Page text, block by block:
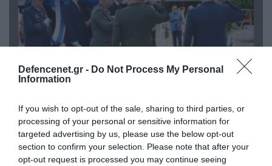
Defencenet.gr - Do Not Process My Personal
Information
If you wish to opt-out of the sale, sharing to third parties, or
processing of your personal or sensitive information for
targeted advertising by us, please use the below opt-out
section to confirm your selection. Please note that after your
opt-out request is processed you may continue seeing
04.08.2026 | 15:02
υπουργό Ι.Βαρβιτσιώτη (φωτο)